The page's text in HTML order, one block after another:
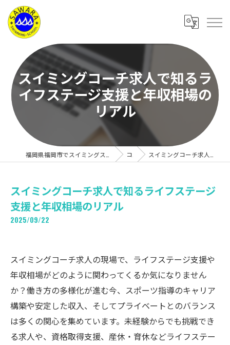
スイミングコーチ求人で知るラ
イフステージ支援と年収相場の
リアル
コラム スイミングコーチ求人で知るライフステージ支援と年収相場のリアル
スイミングコーチ求人で知るライフステージ
支援と年収相場のリアル
2025/09/22
スイミングコーチ求人の現場で、ライフステージ支援や
年収相場がどのように関わってくるか気になりません
か？働き方の多様化が進む今、スポーツ指導のキャリア
構築や安定した収入、そしてプライベートとのバランス
は多くの関心を集めています。未経験からでも挑戦でき
る求人や、資格取得支援、産休・育休などライフステー